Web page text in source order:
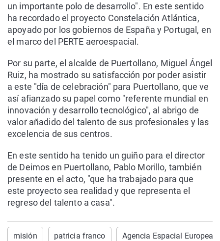
un importante polo de desarrollo". En este sentido
ha recordado el proyecto Constelación Atlántica,
apoyado por los gobiernos de España y Portugal, en
el marco del PERTE aeroespacial.
Por su parte, el alcalde de Puertollano, Miguel Ángel
Ruiz, ha mostrado su satisfacción por poder asistir
a este "día de celebración" para Puertollano, que ve
así afianzado su papel como "referente mundial en
innovación y desarrollo tecnológico", al abrigo de
valor añadido del talento de sus profesionales y las
excelencia de sus centros.
En este sentido ha tenido un guiño para el director
de Deimos en Puertollano, Pablo Morillo, también
presente en el acto, "que ha trabajado para que
este proyecto sea realidad y que representa el
regreso del talento a casa".
misión patricia franco Agencia Espacial Europea